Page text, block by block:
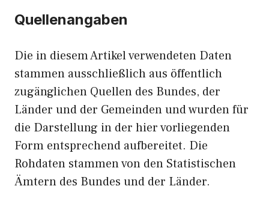
Quellenangaben
Die in diesem Artikel verwendeten Daten
stammen ausschließlich aus öffentlich
zugänglichen Quellen des Bundes, der
Länder und der Gemeinden und wurden für
die Darstellung in der hier vorliegenden
Form entsprechend aufbereitet. Die
Rohdaten stammen von den Statistischen
Ämtern des Bundes und der Länder.